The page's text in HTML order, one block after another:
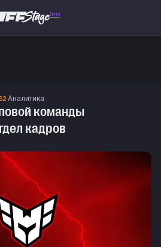
Beta
Аналитика
команды
кадров